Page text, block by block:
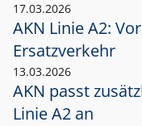
17.03.2026
AKN Linie A2:
Ersatzverkehr
13.03.2026
AKN passt
Linie A2 an